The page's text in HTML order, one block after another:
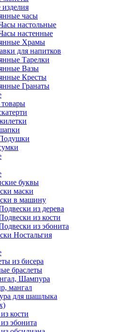
часы
настольные
настенные
Храмы
для напитков
Тарелки
Вазы
Кресты
Гранаты
буквы
маски
в машину
из дерева
из кости
из эбонита
Ностальгия
из бисера
браслеты
Шампура
мангал
для шашлыка
кости
эбонита